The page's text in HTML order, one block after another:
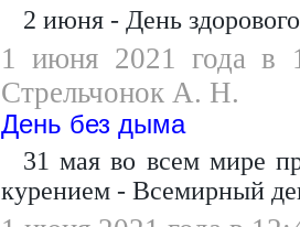
2 июня - День
1 июня 2021 года в
Стрельчонок А. Н.
День без дыма
31 мая во всем мире
курением - Всемирный